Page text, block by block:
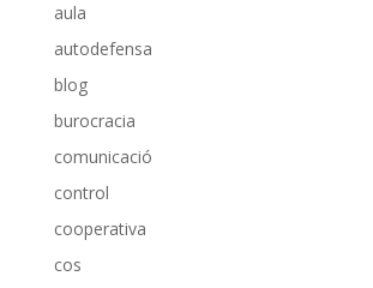
aula
autodefensa
blog
burocracia
comunicació
control
cooperativa
cos